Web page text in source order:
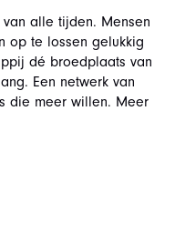
alle tijden. Mensen
op te lossen gelukkig
dé broedplaats van
Een netwerk van
die meer willen. Meer